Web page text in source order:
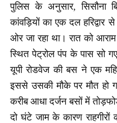
पुलिस के अनुसार, सिसौना
कांवड़ि‍यों का एक दल
ओर जा रहा था। रात को
स्थित पेट्रोल पंप के पास सो
यूपी रोडवेज की बस ने एक
इससे उसकी मौके पर मौत हो
करीब आधा दर्जन बसों में
दो घंटे जाम के कारण राहगीरों